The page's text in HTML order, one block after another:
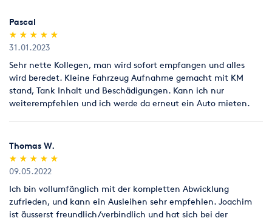
Pascal
(*)
★
★
(*) ★
★
(*) ★
★
(*) ★
★
(*) ★
★
31.01.2023
Sehr nette Kollegen, man wird sofort empfangen und alles
wird beredet. Kleine Fahrzeug Aufnahme gemacht mit KM
stand, Tank Inhalt und Beschädigungen. Kann ich nur
weiterempfehlen und ich werde da erneut ein Auto mieten.
Thomas W.
(*)
★
★
(*) ★
★
(*) ★
★
(*) ★
★
(*) ★
★
09.05.2022
Ich bin vollumfänglich mit der kompletten Abwicklung
zufrieden, und kann ein Ausleihen sehr empfehlen. Joachim
ist äusserst freundlich/verbindlich und hat sich bei der